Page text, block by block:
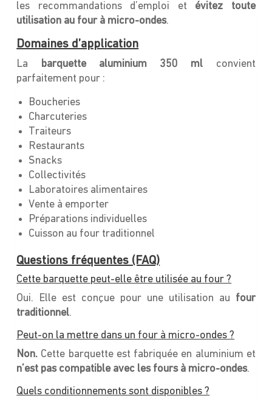
les recommandations d’emploi et évitez toute
utilisation au four à micro-ondes.
Domaines d’application
La barquette aluminium 350 ml convient
parfaitement pour :
Boucheries
Charcuteries
Traiteurs
Restaurants
Snacks
Collectivités
Laboratoires alimentaires
Vente à emporter
Préparations individuelles
Cuisson au four traditionnel
Questions fréquentes (FAQ)
Cette barquette peut-elle être utilisée au four ?
Oui. Elle est conçue pour une utilisation au four
traditionnel.
Peut-on la mettre dans un four à micro-ondes ?
Non. Cette barquette est fabriquée en aluminium et
n’est pas compatible avec les fours à micro-ondes.
Quels conditionnements sont disponibles ?